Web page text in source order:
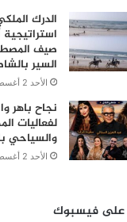
الدرك
صيف
السير
الأحد 2 أغسطس 2026
نجاح باهر
لفعاليات
والسياحي
الأحد 2 أغسطس 2026
على فيسبوك